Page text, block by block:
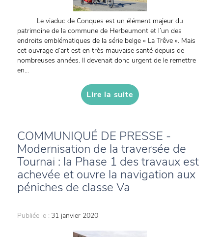
Le viaduc de Conques est un élément majeur du
patrimoine de la commune de Herbeumont et l’un des
endroits emblématiques de la série belge « La Trêve ». Mais
cet ouvrage d’art est en très mauvaise santé depuis de
nombreuses années. Il devenait donc urgent de le remettre
en...
Lire la suite
COMMUNIQUÉ DE PRESSE -
Modernisation de la traversée de
Tournai : la Phase 1 des travaux est
achevée et ouvre la navigation aux
péniches de classe Va
Publiée le : 31 janvier 2020